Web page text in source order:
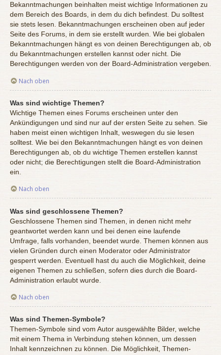
Bekanntmachungen beinhalten meist wichtige Informationen zu
dem Bereich des Boards, in dem du dich befindest. Du solltest
sie stets lesen. Bekanntmachungen erscheinen oben auf jeder
Seite des Forums, in dem sie erstellt wurden. Wie bei globalen
Bekanntmachungen hängt es von deinen Berechtigungen ab, ob
du Bekanntmachungen erstellen kannst oder nicht. Die
Berechtigungen werden von der Board-Administration vergeben.
Nach oben
Was sind wichtige Themen?
Wichtige Themen eines Forums erscheinen unter den
Ankündigungen und sind nur auf der ersten Seite zu sehen. Sie
haben meist einen wichtigen Inhalt, weswegen du sie lesen
solltest. Wie bei den Bekanntmachungen hängt es von deinen
Berechtigungen ab, ob du wichtige Themen erstellen kannst
oder nicht; die Berechtigungen stellt die Board-Administration
ein.
Nach oben
Was sind geschlossene Themen?
Geschlossene Themen sind Themen, in denen nicht mehr
geantwortet werden kann und bei denen eine laufende
Umfrage, falls vorhanden, beendet wurde. Themen können aus
vielen Gründen durch einen Moderator oder Administrator
gesperrt werden. Eventuell hast du auch die Möglichkeit, deine
eigenen Themen zu schließen, sofern dies durch die Board-
Administration erlaubt wurde.
Nach oben
Was sind Themen-Symbole?
Themen-Symbole sind vom Autor ausgewählte Bilder, welche
mit einem Thema in Verbindung stehen können, um dessen
Inhalt kennzeichnen zu können. Die Möglichkeit, Themen-